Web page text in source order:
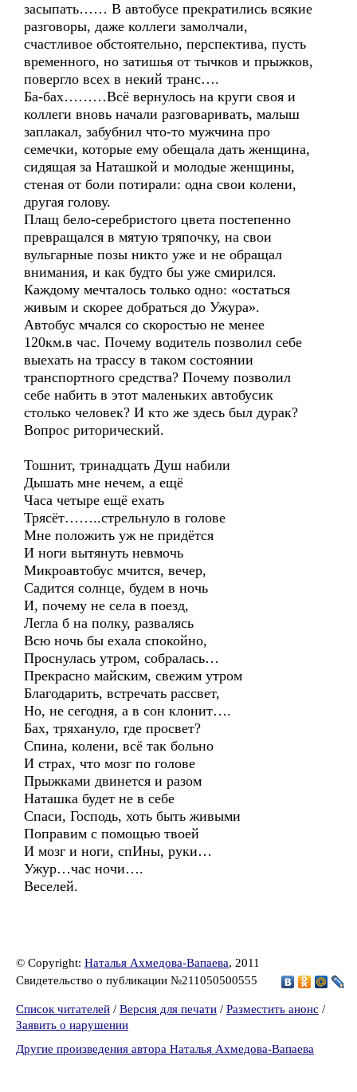
засыпать…… В автобусе прекратились всякие
разговоры, даже коллеги замолчали,
счастливое обстоятельно, перспектива, пусть
временного, но затишья от тычков и прыжков,
повергло всех в некий транс….
Ба-бах………Всё вернулось на круги своя и
коллеги вновь начали разговаривать, малыш
заплакал, забубнил что-то мужчина про
семечки, которые ему обещала дать женщина,
сидящая за Наташкой и молодые женщины,
стеная от боли потирали: одна свои колени,
другая голову.
Плащ бело-серебристого цвета постепенно
превращался в мятую тряпочку, на свои
вульгарные позы никто уже и не обращал
внимания, и как будто бы уже смирился.
Каждому мечталось только одно: «остаться
живым и скорее добраться до Ужура».
Автобус мчался со скоростью не менее
120км.в час. Почему водитель позволил себе
выехать на трассу в таком состоянии
транспортного средства? Почему позволил
себе набить в этот маленьких автобусик
столько человек? И кто же здесь был дурак?
Вопрос риторический.
Тошнит, тринадцать Душ набили
Дышать мне нечем, а ещё
Часа четыре ещё ехать
Трясёт……..стрельнуло в голове
Мне положить уж не придётся
И ноги вытянуть невмочь
Микроавтобус мчится, вечер,
Садится солнце, будем в ночь
И, почему не села в поезд,
Легла б на полку, развалясь
Всю ночь бы ехала спокойно,
Проснулась утром, собралась…
Прекрасно майским, свежим утром
Благодарить, встречать рассвет,
Но, не сегодня, а в сон клонит….
Бах, тряхануло, где просвет?
Спина, колени, всё так больно
И страх, что мозг по голове
Прыжками двинется и разом
Наташка будет не в себе
Спаси, Господь, хоть быть живыми
Поправим с помощью твоей
И мозг и ноги, спИны, руки…
Ужур…час ночи….
Веселей.
© Copyright: Наталья Ахмедова-Вапаева, 2011
Свидетельство о публикации №211050500555
Список читателей / Версия для печати / Разместить анонс /
Заявить о нарушении
Другие произведения автора Наталья Ахмедова-Вапаева